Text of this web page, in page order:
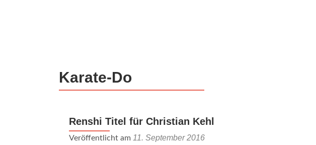
Karate-Do
Renshi Titel für Christian Kehl
Veröffentlicht am 11. September 2016